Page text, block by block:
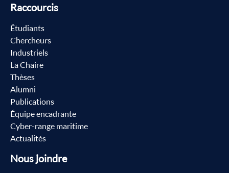
Raccourcis
Étudiants
Chercheurs
Industriels
La Chaire
Thèses
Alumni
Publications
Équipe encadrante
Cyber-range maritime
Actualités
Nous joindre